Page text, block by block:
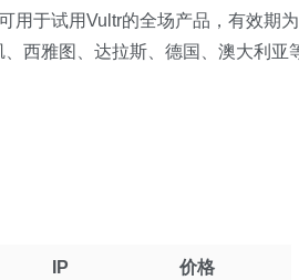
用于试用Vultr的全场产品，有效期为
西雅图、达拉斯、德国、澳大利亚
IP 价格